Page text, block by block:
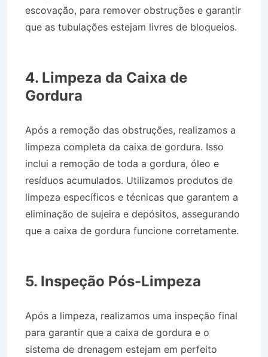
escovação, para remover obstruções e garantir
que as tubulações estejam livres de bloqueios.
4. Limpeza da Caixa de
Gordura
Após a remoção das obstruções, realizamos a
limpeza completa da caixa de gordura. Isso
inclui a remoção de toda a gordura, óleo e
resíduos acumulados. Utilizamos produtos de
limpeza específicos e técnicas que garantem a
eliminação de sujeira e depósitos, assegurando
que a caixa de gordura funcione corretamente.
5. Inspeção Pós-Limpeza
Após a limpeza, realizamos uma inspeção final
para garantir que a caixa de gordura e o
sistema de drenagem estejam em perfeito